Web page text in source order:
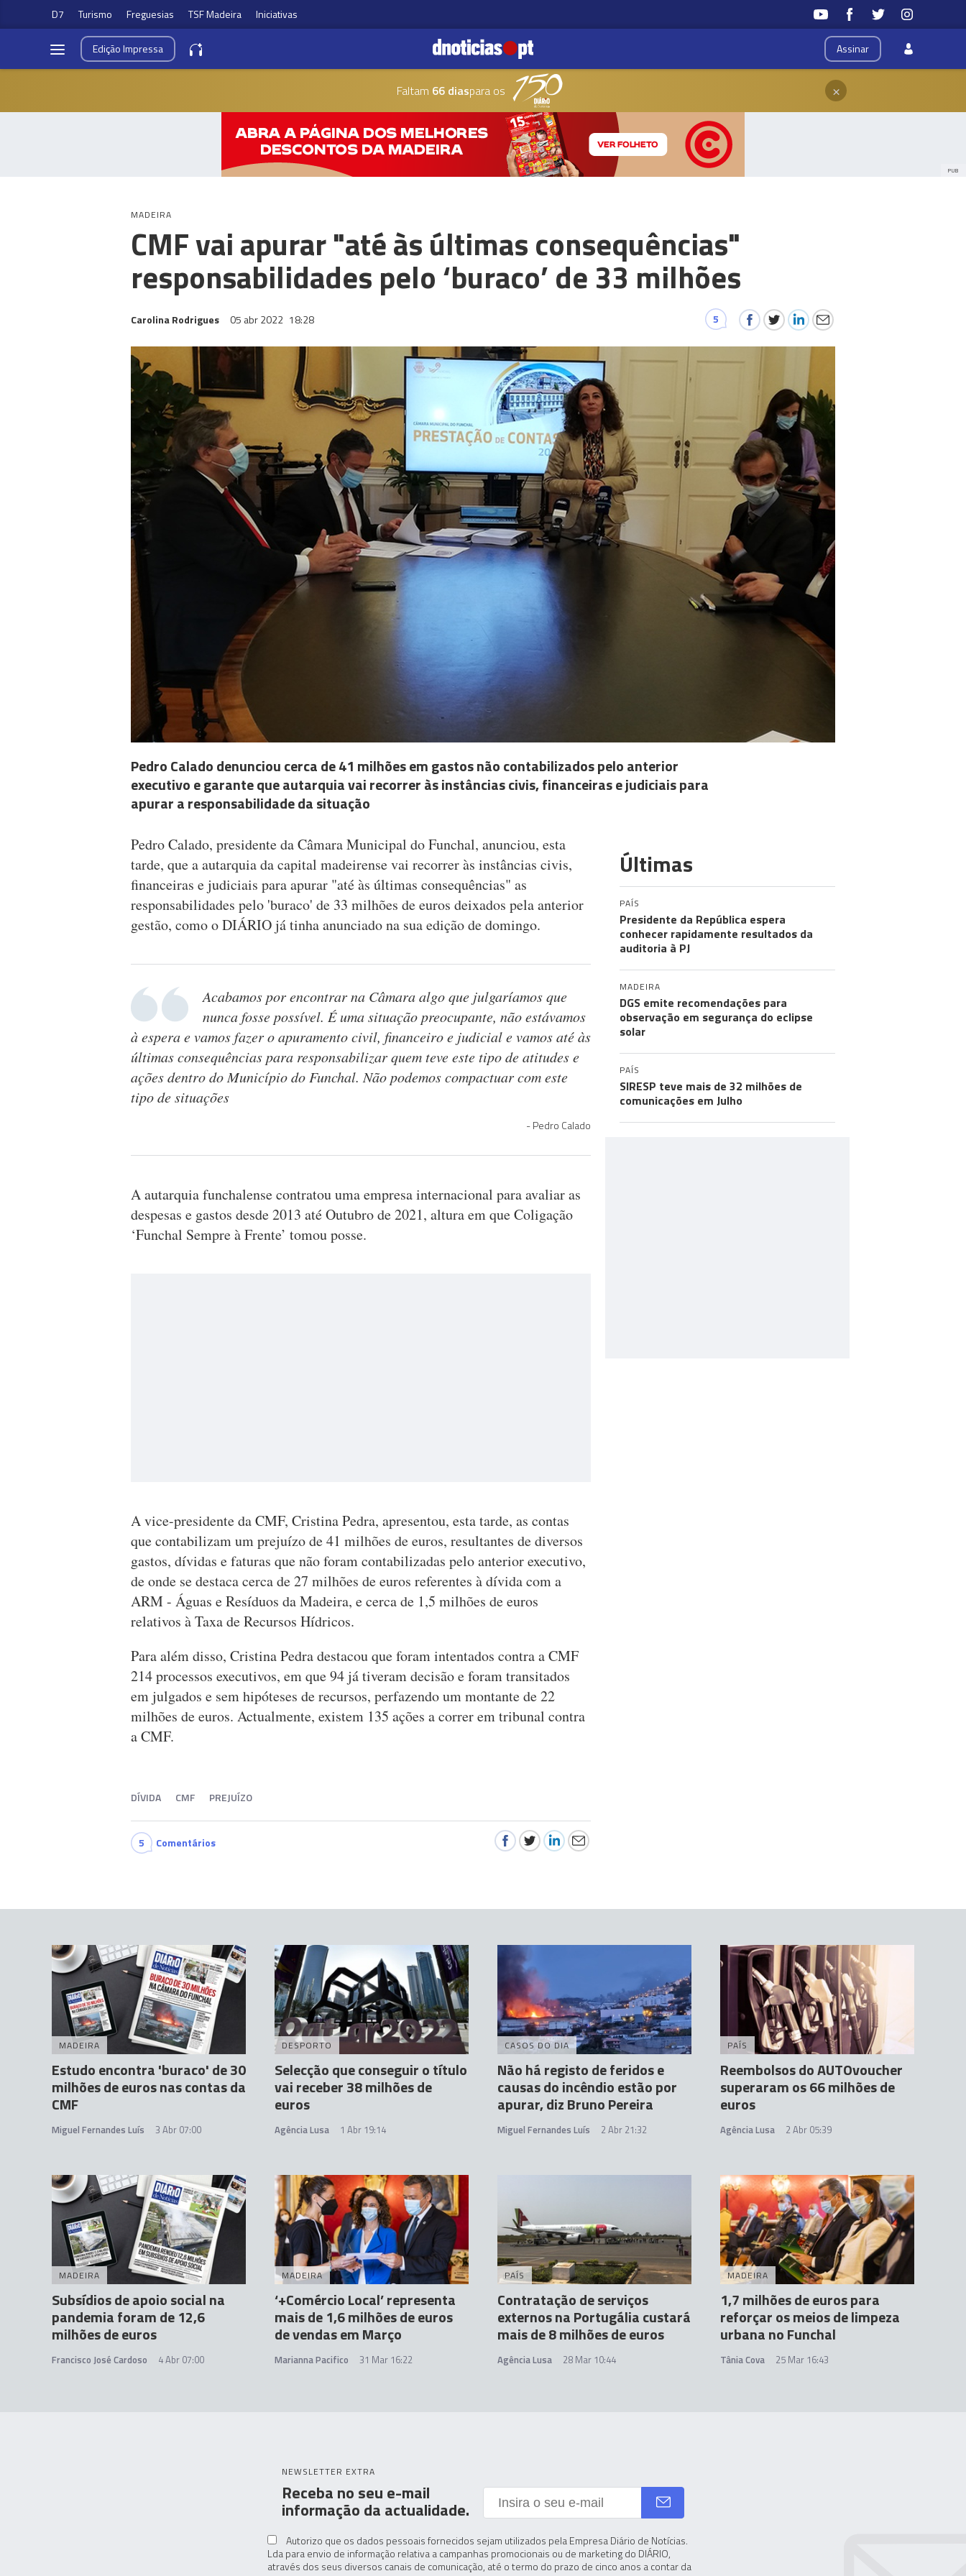
D7 Turismo Freguesias TSF Madeira Iniciativas
Assinar
EdiçãoImpressa
Faltam 66 diaspara os ×
PUB
MADEIRA
CMF vai apurar "até às últimas consequências"
responsabilidades pelo ‘buraco’ de 33 milhões
Carolina Rodrigues 05 abr 2022 18:28 5
Pedro Calado denunciou cerca de 41 milhões em gastos não contabilizados pelo anterior
executivo e garante que autarquia vai recorrer às instâncias civis, financeiras e judiciais para
apurar a responsabilidade da situação
Pedro Calado, presidente da Câmara Municipal do Funchal, anunciou, esta
tarde, que a autarquia da capital madeirense vai recorrer às instâncias civis,
financeiras e judiciais para apurar "até às últimas consequências" as
responsabilidades pelo 'buraco' de 33 milhões de euros deixados pela anterior
gestão, como o DIÁRIO já tinha anunciado na sua edição de domingo.
Acabamos por encontrar na Câmara algo que julgaríamos que
nunca fosse possível. É uma situação preocupante, não estávamos
à espera e vamos fazer o apuramento civil, financeiro e judicial e vamos até às
últimas consequências para responsabilizar quem teve este tipo de atitudes e
ações dentro do Município do Funchal. Não podemos compactuar com este
tipo de situações
Pedro Calado
A autarquia funchalense contratou uma empresa internacional para avaliar as
despesas e gastos desde 2013 até Outubro de 2021, altura em que Coligação
‘Funchal Sempre à Frente’ tomou posse.
A vice-presidente da CMF, Cristina Pedra, apresentou, esta tarde, as contas
que contabilizam um prejuízo de 41 milhões de euros, resultantes de diversos
gastos, dívidas e faturas que não foram contabilizadas pelo anterior executivo,
de onde se destaca cerca de 27 milhões de euros referentes à dívida com a
ARM - Águas e Resíduos da Madeira, e cerca de 1,5 milhões de euros
relativos à Taxa de Recursos Hídricos.
Para além disso, Cristina Pedra destacou que foram intentados contra a CMF
214 processos executivos, em que 94 já tiveram decisão e foram transitados
em julgados e sem hipóteses de recursos, perfazendo um montante de 22
milhões de euros. Actualmente, existem 135 ações a correr em tribunal contra
a CMF.
DÍVIDA CMF PREJUÍZO
5 Comentários
Últimas
PAÍS
Presidente da República espera
conhecer rapidamente resultados da
auditoria à PJ
MADEIRA
DGS emite recomendações para
observação em segurança do eclipse
solar
PAÍS
SIRESP teve mais de 32 milhões de
comunicações em Julho
MADEIRA
Estudo encontra 'buraco' de 30
milhões de euros nas contas da
CMF
Miguel Fernandes Luís 3 Abr 07:00
DESPORTO
Selecção que conseguir o título
vai receber 38 milhões de
euros
Agência Lusa 1 Abr 19:14
CASOS DO DIA
Não há registo de feridos e
causas do incêndio estão por
apurar, diz Bruno Pereira
Miguel Fernandes Luís 2 Abr 21:32
PAÍS
Reembolsos do AUTOvoucher
superaram os 66 milhões de
euros
Agência Lusa 2 Abr 05:39
MADEIRA
Subsídios de apoio social na
pandemia foram de 12,6
milhões de euros
Francisco José Cardoso 4 Abr 07:00
MADEIRA
‘+Comércio Local’ representa
mais de 1,6 milhões de euros
de vendas em Março
Marianna Pacifico 31 Mar 16:22
PAÍS
Contratação de serviços
externos na Portugália custará
mais de 8 milhões de euros
Agência Lusa 28 Mar 10:44
MADEIRA
1,7 milhões de euros para
reforçar os meios de limpeza
urbana no Funchal
Tânia Cova 25 Mar 16:43
NEWSLETTER EXTRA
Receba no seu e-mail
informação da actualidade.
Autorizo que os dados pessoais fornecidos sejam utilizados pela Empresa Diário de Notícias.
Lda para envio de informação relativa a campanhas promocionais ou de marketing do DIÁRIO,
através dos seus diversos canais de comunicação, até o termo do prazo de cinco anos a contar da